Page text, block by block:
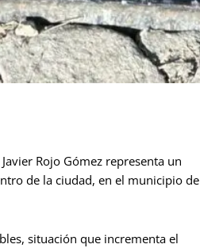
Rojo Gómez representa un
de la ciudad, en el municipio de
situación que incrementa el